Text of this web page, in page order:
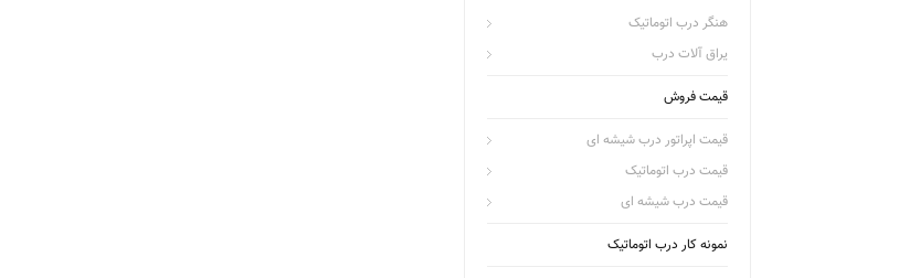
هنگر درب اتوماتیک
یراق آلات درب
قیمت فروش
قیمت اپراتور درب شیشه ای
قیمت درب اتوماتیک
قیمت درب شیشه ای
نمونه کار درب اتوماتیک